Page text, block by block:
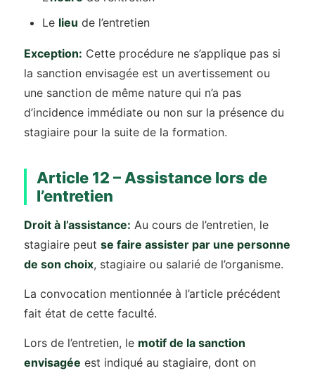
Le lieu de l’entretien
Exception: Cette procédure ne s’applique pas si
la sanction envisagée est un avertissement ou
une sanction de même nature qui n’a pas
d’incidence immédiate ou non sur la présence du
stagiaire pour la suite de la formation.
Article 12 – Assistance lors de
l’entretien
Droit à l’assistance: Au cours de l’entretien, le
stagiaire peut se faire assister par une personne
de son choix, stagiaire ou salarié de l’organisme.
La convocation mentionnée à l’article précédent
fait état de cette faculté.
Lors de l’entretien, le motif de la sanction
envisagée est indiqué au stagiaire, dont on